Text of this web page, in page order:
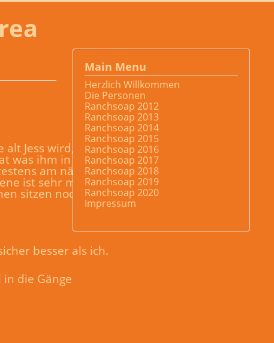
alt Jess wird, er hat
was ihm in den Kopf
am nächsten
ist sehr müde. Jess
sitzen noch etwas
besser als ich.
die Gänge
Main Menu
Herzlich Willkommen
Die Personen
Ranchsoap 2012
Ranchsoap 2013
Ranchsoap 2014
Ranchsoap 2015
Ranchsoap 2016
Ranchsoap 2017
Ranchsoap 2018
Ranchsoap 2019
Ranchsoap 2020
Impressum